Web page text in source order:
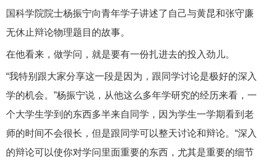
国科学院院士杨振宁向青年学子讲述了自己与黄昆和张守廉
无休止辩论物理题目的故事。
在他看来，做学问，就是要有一份扎进去的投入劲儿。
“我特别跟大家分享这一段是因为，跟同学讨论是极好的深入
学的机会。”杨振宁说，从他这么多年学研究的经历来看，一
个大学生学到的东西多半来自同学，因为学生一学期看到老
师的时间不会很长，但是跟同学可以整天讨论和辩论。“深入
的辩论可以使你对学问里面重要的东西，尤其是重要的细节